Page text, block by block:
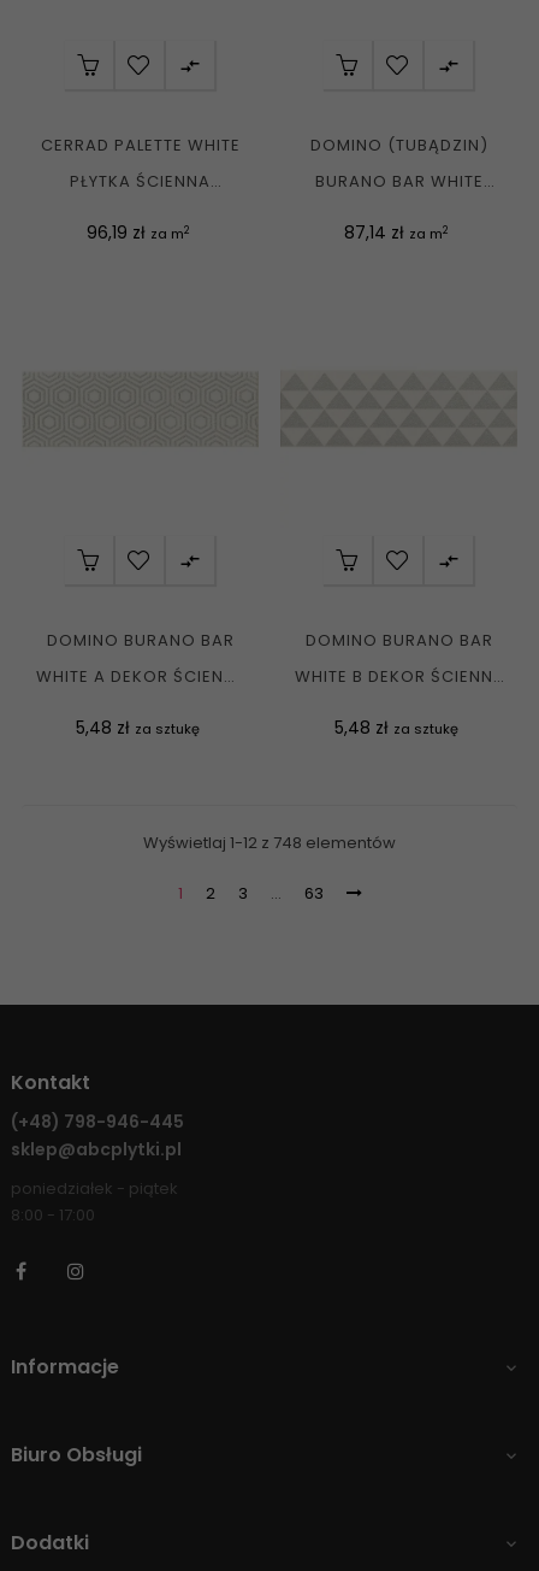

CERRAD PALETTE WHITE
PŁYTKA ŚCIENNA
Cena
96,19 zł za m2

DOMINO (TUBĄDZIN)
BURANO BAR WHITE
Cena
87,14 zł za m2

DOMINO BURANO BAR
WHITE A DEKOR ŚCIENNY
Cena
5,48 zł za sztukę

DOMINO BURANO BAR
WHITE B DEKOR ŚCIENNY
Cena
5,48 zł za sztukę
Wyświetlaj 1-12 z 748 elementów
1 2 3 … 63
Kontakt
(+48) 798-946-445
sklep@abcplytki.pl
poniedziałek - piątek
8:00 - 17:00
Facebook
Informacje 
Biuro Obsługi 
Dodatki 